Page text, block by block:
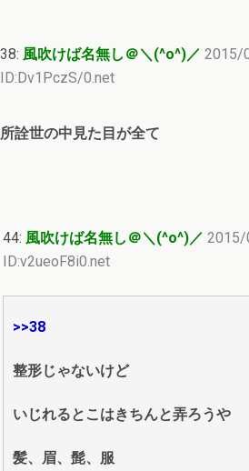
38: 風吹けば名無し＠＼(^o^)／ 2015/
ID:Dv1PczS/0.net
所詮世の中見た目が全て
44: 風吹けば名無し＠＼(^o^)／ 2015/
ID:v2ueoF8i0.net
>>38
整形じゃないけど
いじれるとこはきちんと弄ろうや
髪、眉、髭、服